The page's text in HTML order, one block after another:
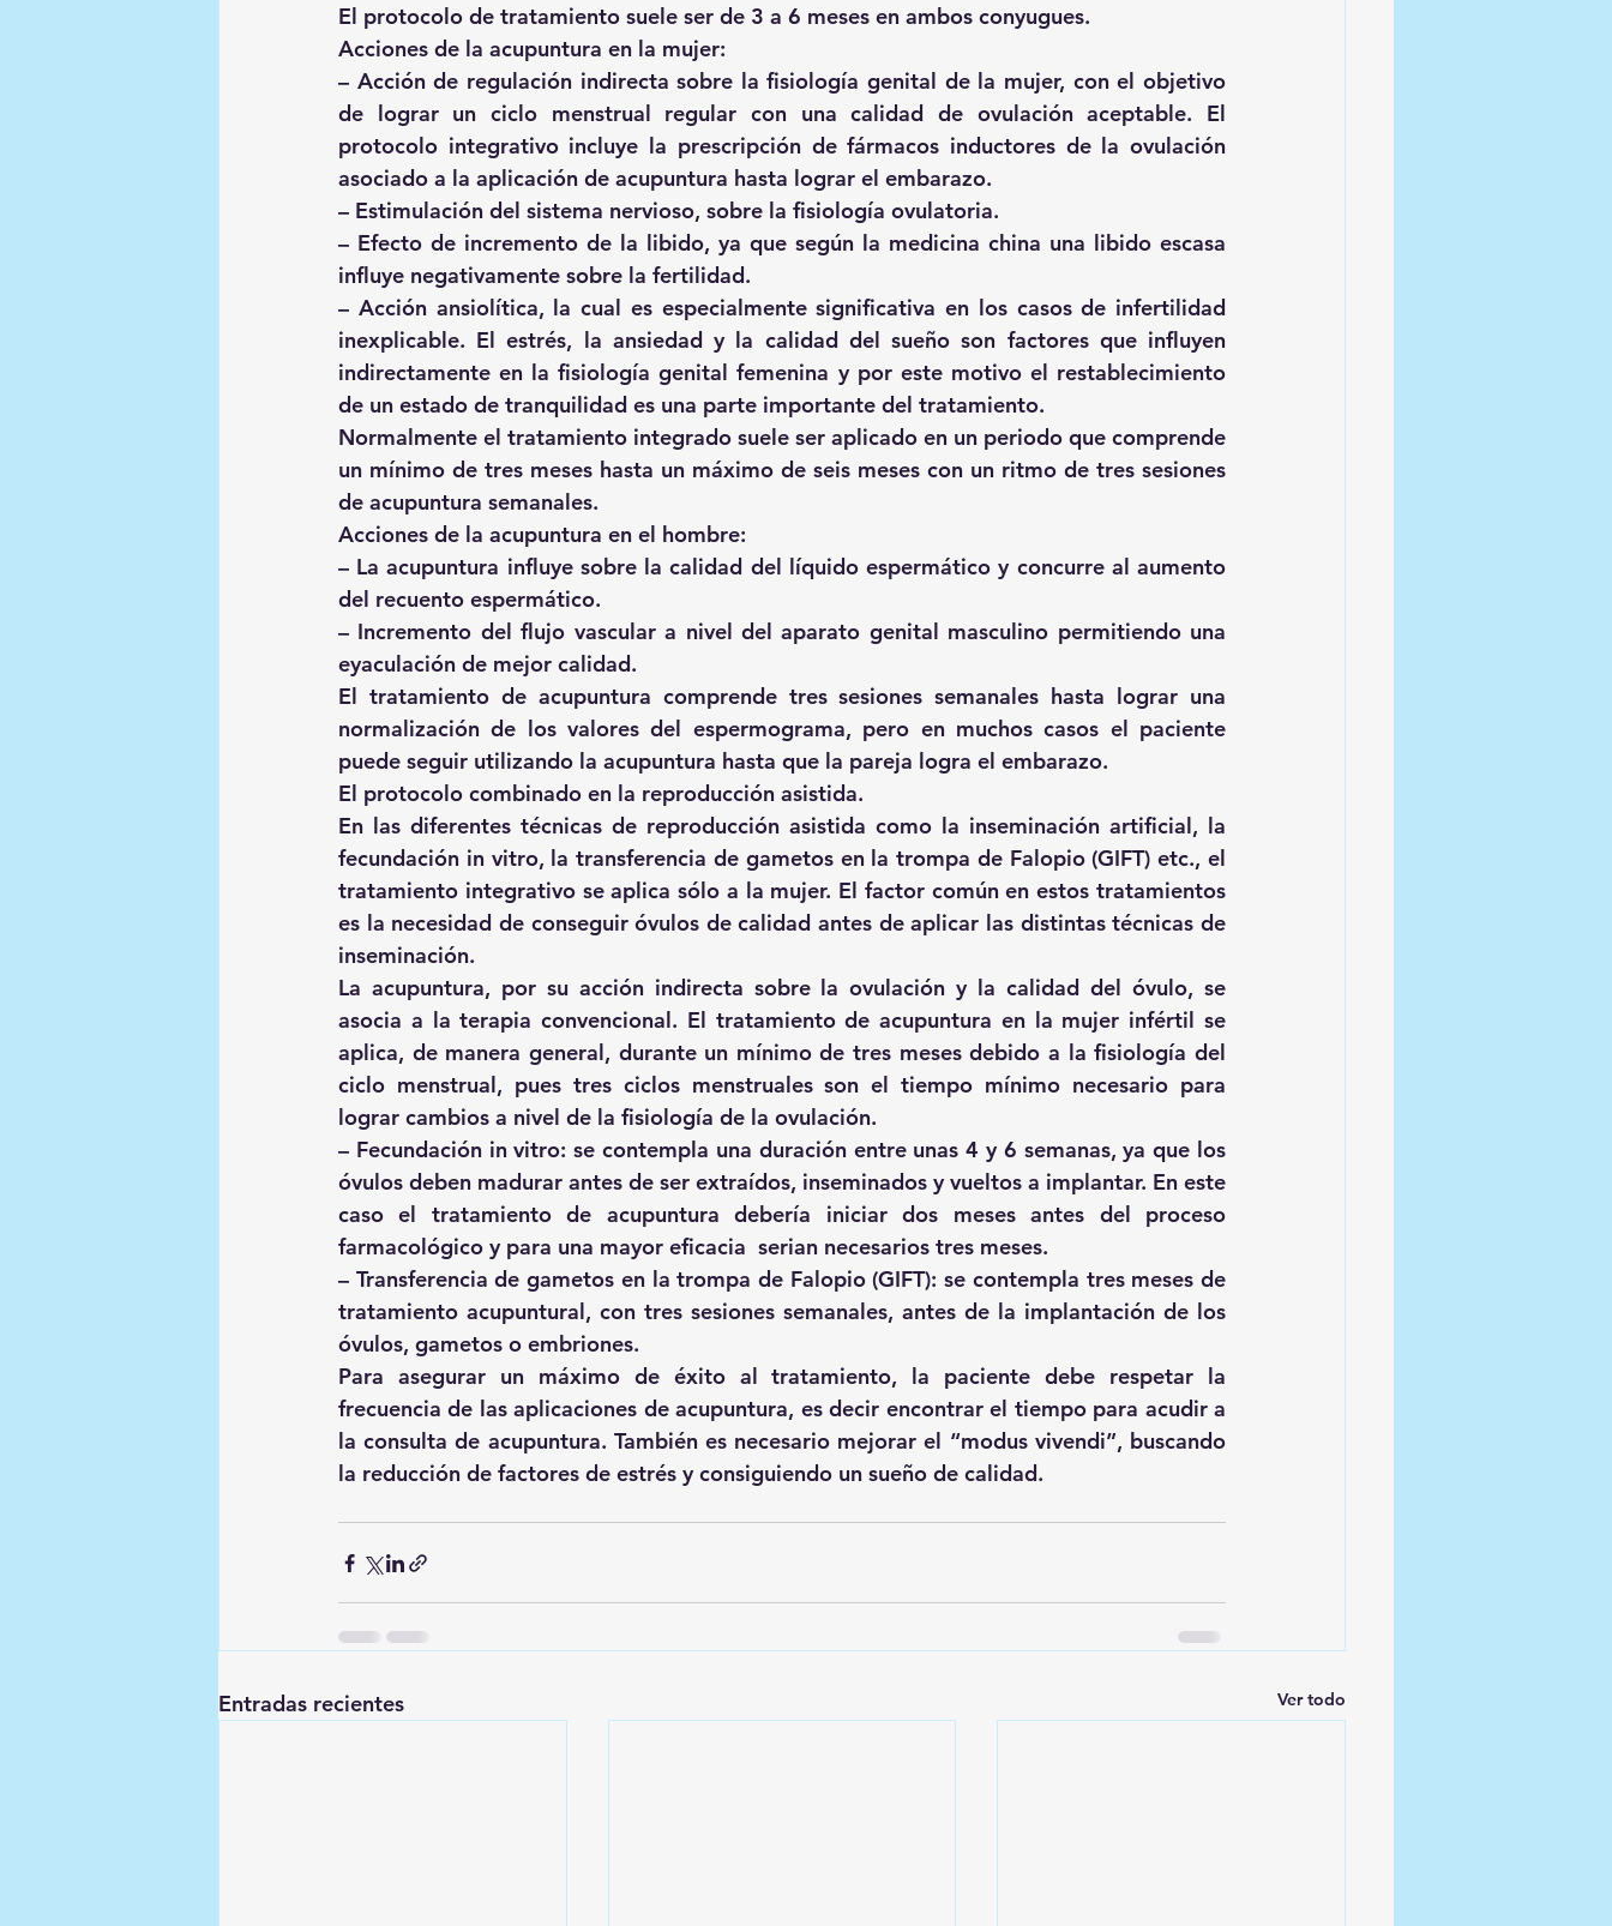
El protocolo de tratamiento suele ser de 3 a 6 meses en ambos conyugues.
Acciones de la acupuntura en la mujer:
– Acción de regulación indirecta sobre la fisiología genital de la mujer, con el objetivo
de lograr un ciclo menstrual regular con una calidad de ovulación aceptable. El
protocolo integrativo incluye la prescripción de fármacos inductores de la ovulación
asociado a la aplicación de acupuntura hasta lograr el embarazo.
– Estimulación del sistema nervioso, sobre la fisiología ovulatoria.
– Efecto de incremento de la libido, ya que según la medicina china una libido escasa
influye negativamente sobre la fertilidad.
– Acción ansiolítica, la cual es especialmente significativa en los casos de infertilidad
inexplicable. El estrés, la ansiedad y la calidad del sueño son factores que influyen
indirectamente en la fisiología genital femenina y por este motivo el restablecimiento
de un estado de tranquilidad es una parte importante del tratamiento.
Normalmente el tratamiento integrado suele ser aplicado en un periodo que comprende
un mínimo de tres meses hasta un máximo de seis meses con un ritmo de tres sesiones
de acupuntura semanales.
Acciones de la acupuntura en el hombre:
– La acupuntura influye sobre la calidad del líquido espermático y concurre al aumento
del recuento espermático.
– Incremento del flujo vascular a nivel del aparato genital masculino permitiendo una
eyaculación de mejor calidad.
El tratamiento de acupuntura comprende tres sesiones semanales hasta lograr una
normalización de los valores del espermograma, pero en muchos casos el paciente
puede seguir utilizando la acupuntura hasta que la pareja logra el embarazo.
El protocolo combinado en la reproducción asistida.
En las diferentes técnicas de reproducción asistida como la inseminación artificial, la
fecundación in vitro, la transferencia de gametos en la trompa de Falopio (GIFT) etc., el
tratamiento integrativo se aplica sólo a la mujer. El factor común en estos tratamientos
es la necesidad de conseguir óvulos de calidad antes de aplicar las distintas técnicas de
inseminación.
La acupuntura, por su acción indirecta sobre la ovulación y la calidad del óvulo, se
asocia a la terapia convencional. El tratamiento de acupuntura en la mujer infértil se
aplica, de manera general, durante un mínimo de tres meses debido a la fisiología del
ciclo menstrual, pues tres ciclos menstruales son el tiempo mínimo necesario para
lograr cambios a nivel de la fisiología de la ovulación.
– Fecundación in vitro: se contempla una duración entre unas 4 y 6 semanas, ya que los
óvulos deben madurar antes de ser extraídos, inseminados y vueltos a implantar. En este
caso el tratamiento de acupuntura debería iniciar dos meses antes del proceso
farmacológico y para una mayor eficacia  serian necesarios tres meses.
– Transferencia de gametos en la trompa de Falopio (GIFT): se contempla tres meses de
tratamiento acupuntural, con tres sesiones semanales, antes de la implantación de los
óvulos, gametos o embriones.
Para asegurar un máximo de éxito al tratamiento, la paciente debe respetar la
frecuencia de las aplicaciones de acupuntura, es decir encontrar el tiempo para acudir a
la consulta de acupuntura. También es necesario mejorar el “modus vivendi”, buscando
la reducción de factores de estrés y consiguiendo un sueño de calidad.
Entradas recientes Ver todo